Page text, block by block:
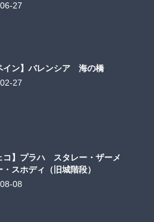
27
イン】バレンシア 海の橋
27
コ】プラハ スタレー・ザーメ
・スホディ（旧城階段）
08